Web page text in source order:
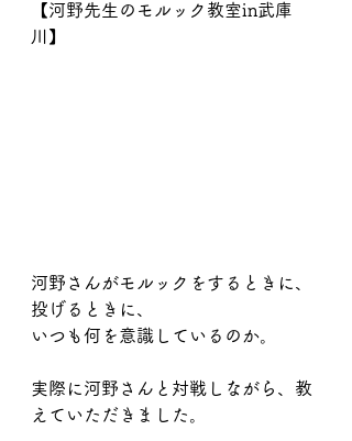
【河野先生のモルック教室in武庫
川】
河野さんがモルックをするときに、
投げるときに、
いつも何を意識しているのか。
実際に河野さんと対戦しながら、教
えていただきました。